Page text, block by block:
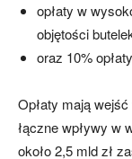
opłaty w
objętości
oraz 10%
Opłaty mają
łączne wpływy w
około 2,5 mld zł